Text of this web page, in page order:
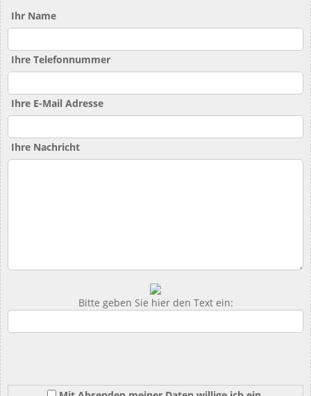
Ihr Name
Ihre Telefonnummer
Ihre E-Mail Adresse
Ihre Nachricht
Bitte geben Sie hier den Text ein: